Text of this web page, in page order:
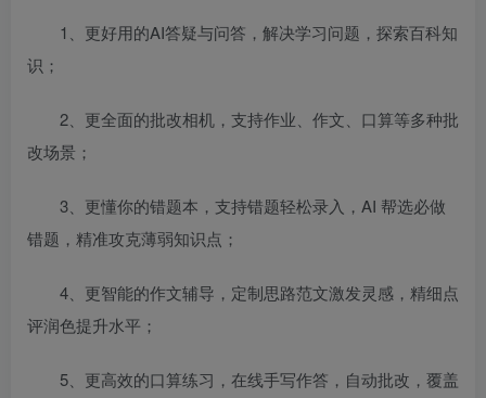
1、更好用的AI答疑与问答，解决学习问题，探索百科知
识；
2、更全面的批改相机，支持作业、作文、口算等多种批
改场景；
3、更懂你的错题本，支持错题轻松录入，AI 帮选必做
错题，精准攻克薄弱知识点；
4、更智能的作文辅导，定制思路范文激发灵感，精细点
评润色提升水平；
5、更高效的口算练习，在线手写作答，自动批改，覆盖